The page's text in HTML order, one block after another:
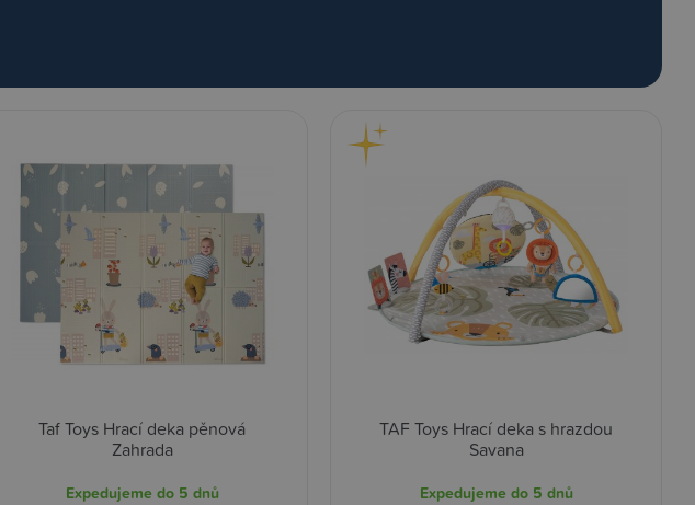
Taf Toys Hrací deka pěnová
Zahrada
Expedujeme do 5 dnů
TAF Toys Hrací deka s hrazdou
Savana
Expedujeme do 5 dnů